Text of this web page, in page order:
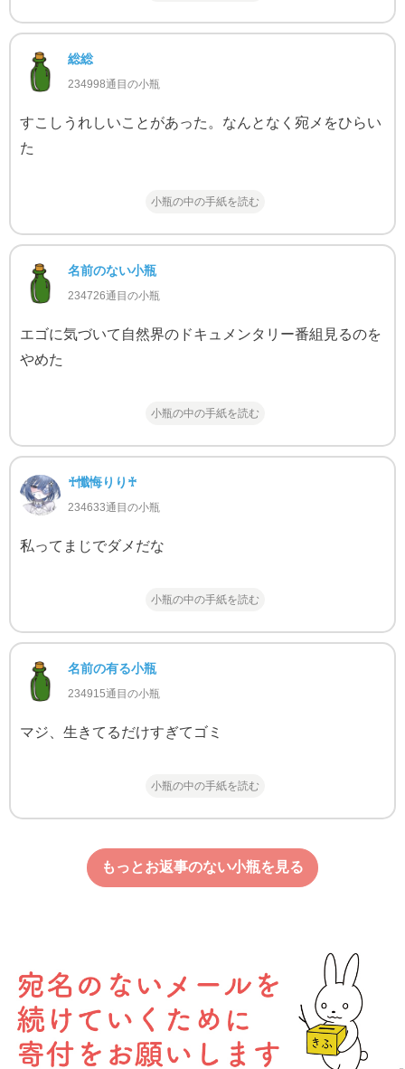
総総
234998通目の小瓶
すこしうれしいことがあった。なんとなく宛メをひらい
た
小瓶の中の手紙を読む
名前のない小瓶
234726通目の小瓶
エゴに気づいて自然界のドキュメンタリー番組見るのを
やめた
小瓶の中の手紙を読む
♰懺悔りり♰
234633通目の小瓶
私ってまじでダメだな
小瓶の中の手紙を読む
名前の有る小瓶
234915通目の小瓶
マジ、生きてるだけすぎてゴミ
小瓶の中の手紙を読む
もっとお返事のない小瓶を見る